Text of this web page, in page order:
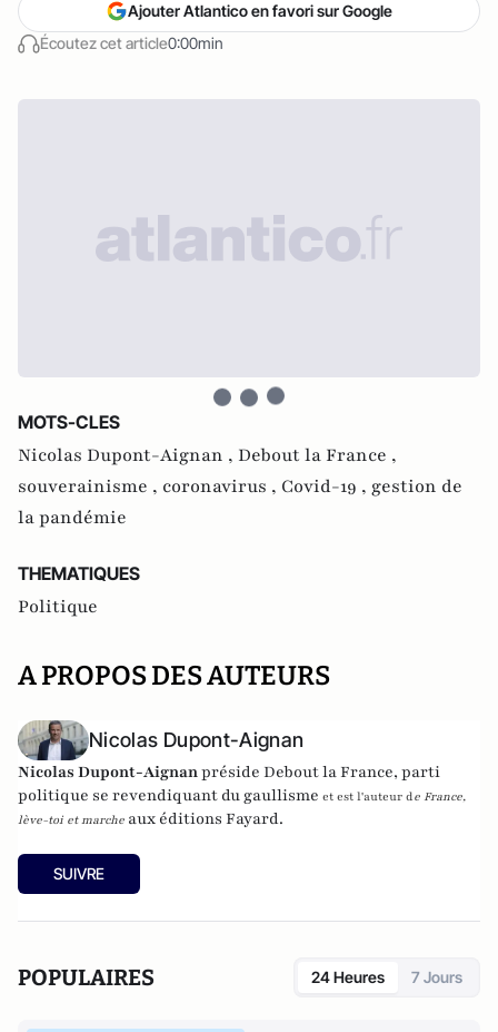
Écoutez cet article0:00min
Ajouter Atlantico en favori sur Google
MOTS-CLES
Nicolas Dupont-Aignan , Debout la France ,
souverainisme , coronavirus , Covid-19 , gestion de
la pandémie
THEMATIQUES
Politique
A PROPOS DES AUTEURS
Nicolas Dupont-Aignan
Nicolas Dupont-Aignanpréside Debout la France, parti
politique se revendiquant du gaullisme et est l'auteur de France,
lève-toi et marche aux éditions Fayard.
SUIVRE
POPULAIRES 24 Heures 7 Jours